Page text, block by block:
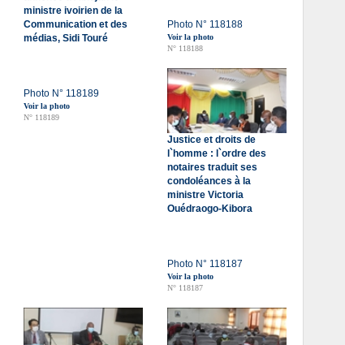
ministre ivoirien de la
Communication et des
médias, Sidi Touré
Photo N° 118189
Voir la photo
N° 118189
Photo N° 118188
Voir la photo
N° 118188
Justice et droits de
l`homme : l`ordre des
notaires traduit ses
condoléances à la
ministre Victoria
Ouédraogo-Kibora
Photo N° 118187
Voir la photo
N° 118187